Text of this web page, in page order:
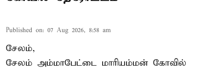
Published on: 07 Aug 2026, 8:58 am
சேலம்,
சேலம் அம்மாபேட்டை மாரியம்மன் கோவில்